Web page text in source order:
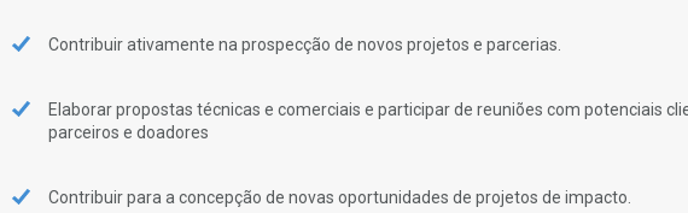
Contribuir ativamente na prospecção de novos projetos e parcerias.
Elaborar propostas técnicas e comerciais e participar de reuniões com potenciais
parceiros e doadores
Contribuir para a concepção de novas oportunidades de projetos de impacto.